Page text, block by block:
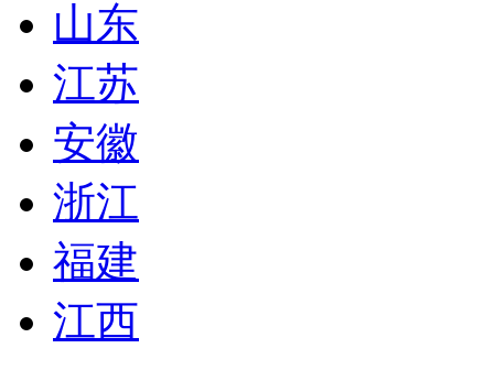
山东
江苏
安徽
浙江
福建
江西